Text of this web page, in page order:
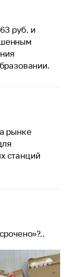
руб. и
рынке
станций